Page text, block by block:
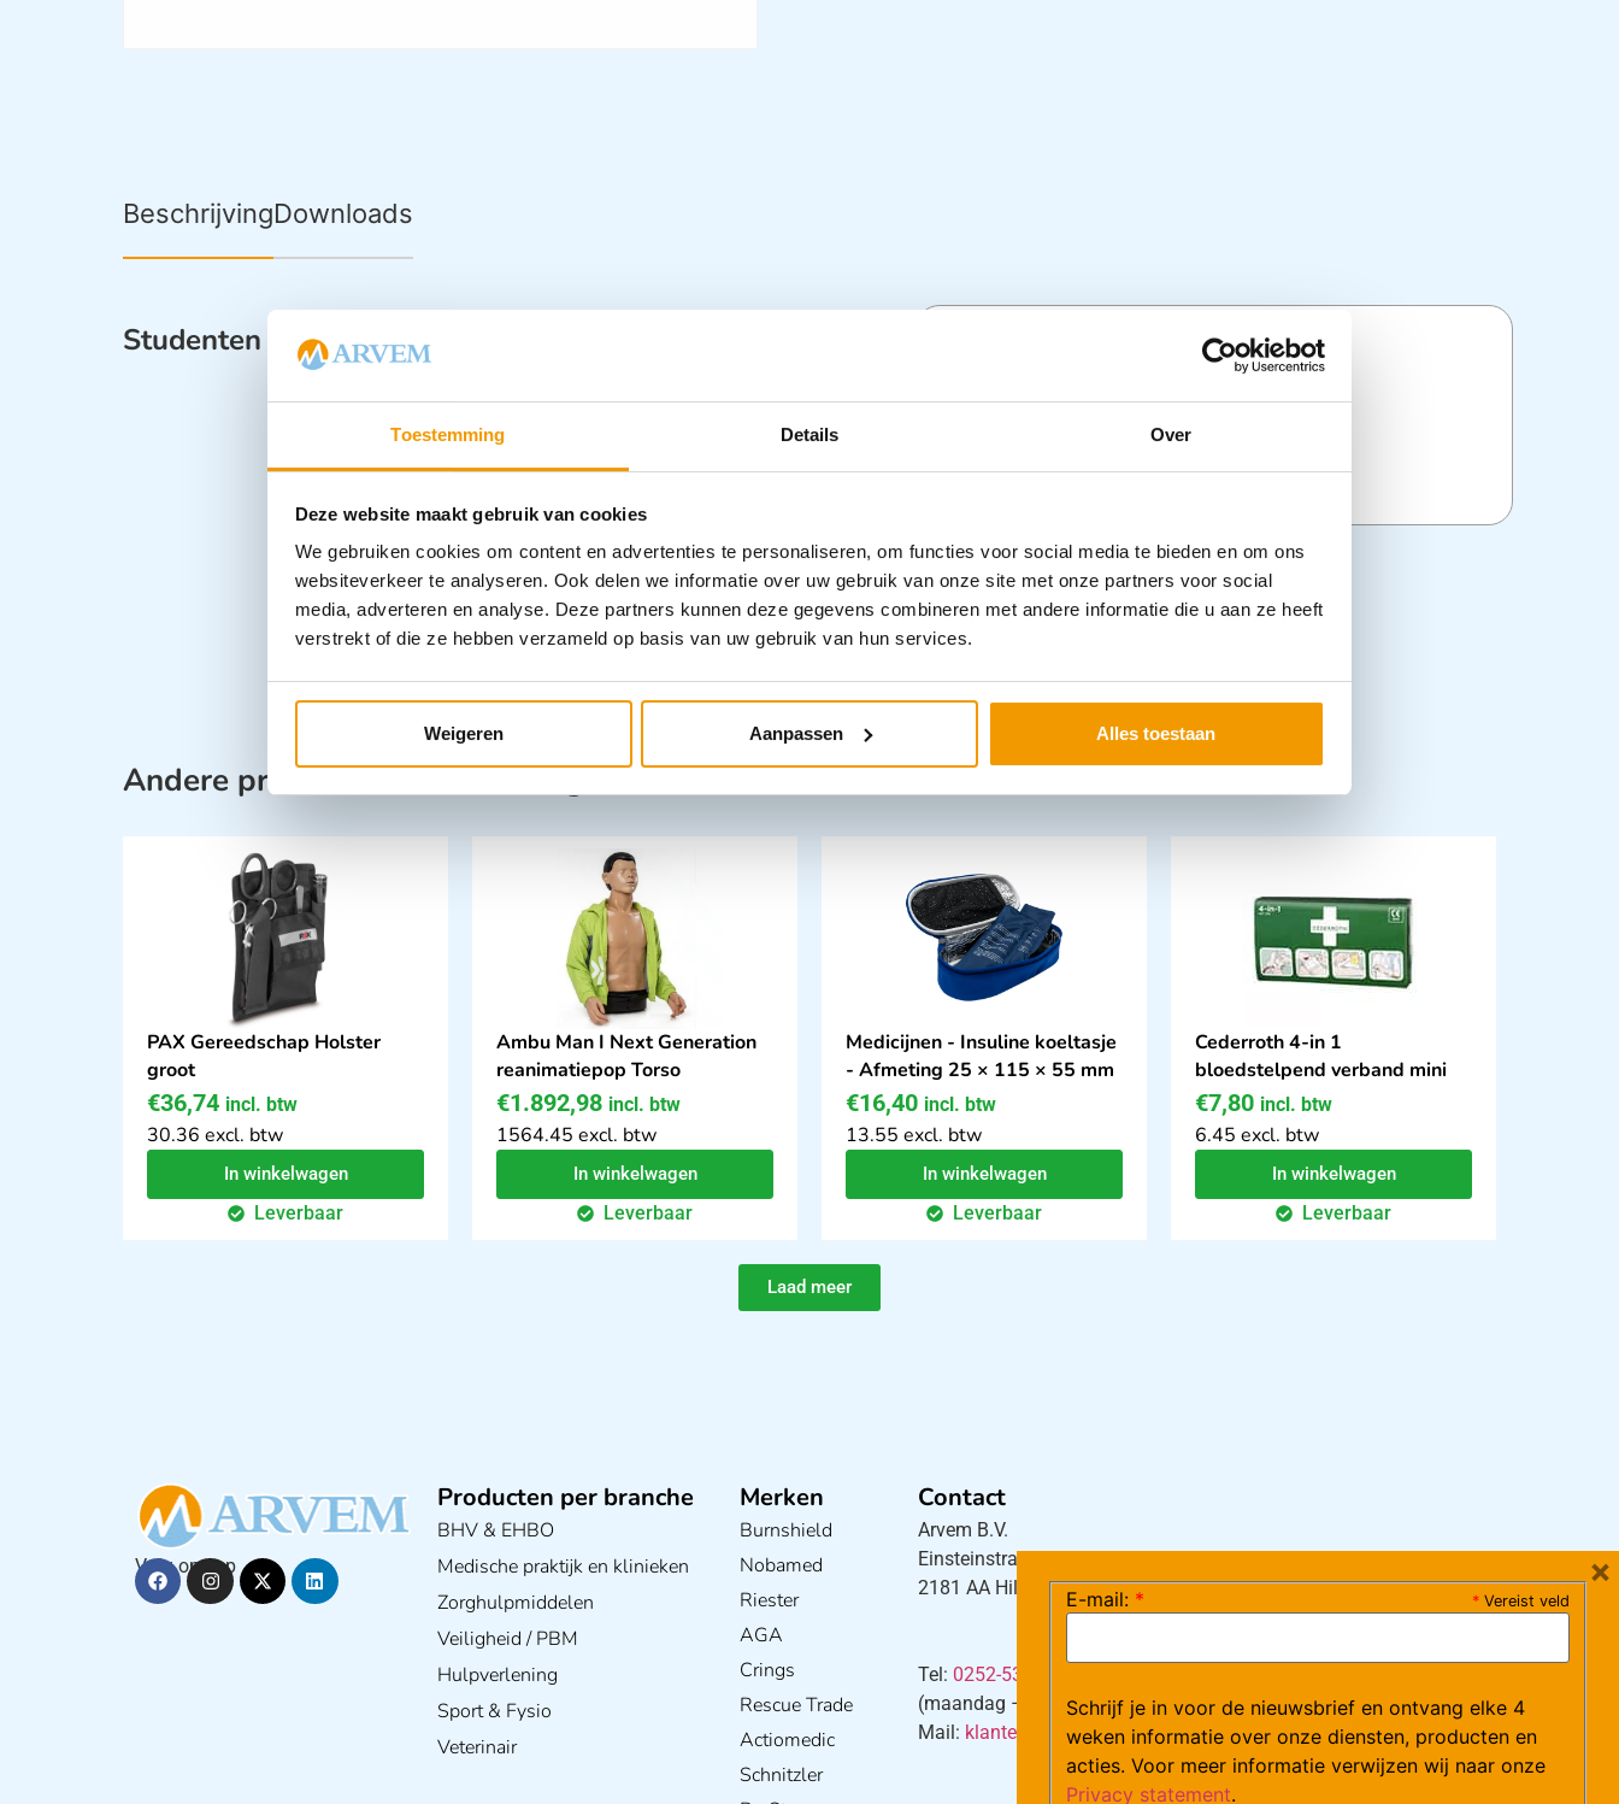
Toestemming Details Over
Deze website maakt gebruik van cookies
We gebruiken cookies om content en advertenties te personaliseren, om functies voor social media te bieden en om ons
websiteverkeer te analyseren. Ook delen we informatie over uw gebruik van onze site met onze partners voor social
media, adverteren en analyse. Deze partners kunnen deze gegevens combineren met andere informatie die u aan ze heeft
verstrekt of die ze hebben verzameld op basis van uw gebruik van hun services.
Weigeren Aanpassen Alles toestaan
BeschrijvingDownloads
Studenten instrumenten basispakket I
Andere producten in deze categorie:
PAX Gereedschap Holster
groot
€36,74 incl. btw
30.36 excl. btw
In winkelwagen
Leverbaar
Ambu Man I Next Generation
reanimatiepop Torso
€1.892,98 incl. btw
1564.45 excl. btw
In winkelwagen
Leverbaar
Medicijnen - Insuline koeltasje
- Afmeting 25 × 115 × 55 mm
€16,40 incl. btw
13.55 excl. btw
In winkelwagen
Leverbaar
Cederroth 4-in 1
bloedstelpend verband mini
€7,80 incl. btw
6.45 excl. btw
In winkelwagen
Leverbaar
Laad meer
Volg ons op
Producten per branche
BHV & EHBO
Medische praktijk en klinieken
Zorghulpmiddelen
Veiligheid / PBM
Hulpverlening
Sport & Fysio
Veterinair
Merken
Burnshield
Nobamed
Riester
AGA
Crings
Rescue Trade
Actiomedic
Schnitzler
Contact
Arvem B.V.
Einsteinstraat 5
2181 AA Hillegom
Tel: 0252-533256
(maandag – donderdag 08:30-17:15 uur / vrijdag 08:30-16:00 uur)
Mail: klantenservice@arvem.nl
* Vereist veld
E-mail: *
Schrijf je in voor de nieuwsbrief en ontvang elke 4
weken informatie over onze diensten, producten en
acties. Voor meer informatie verwijzen wij naar onze
Privacy statement.
×